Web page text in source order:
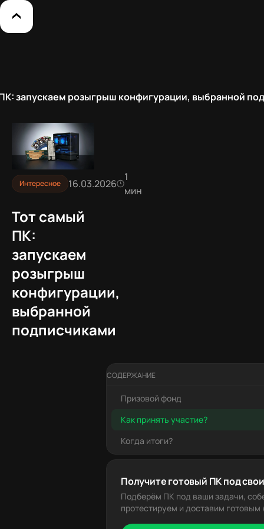
запускаем розыгрыш конфигурации, выбранной
Интересное 16.03.2026
1
мин
Тот самый
ПК:
запускаем
розыгрыш
конфигурации,
выбранной
подписчиками
СОДЕРЖАНИЕ
Призовой фонд
Как принять участие?
Когда итоги?
Получите готовый ПК под
Подберём ПК под ваши задачи,
протестируем и доставим готовым